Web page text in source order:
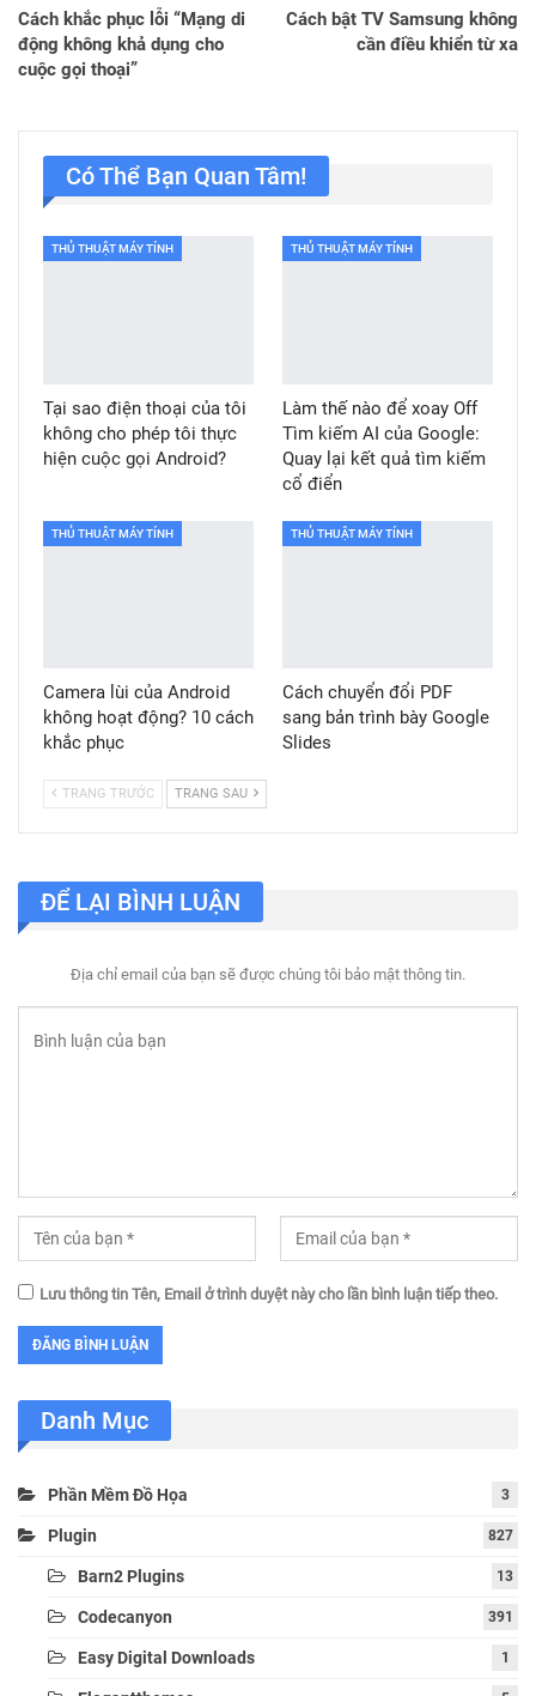
Cách khắc phục lỗi “Mạng di
động không khả dụng cho
cuộc gọi thoại”
Cách bật TV Samsung không
cần điều khiển từ xa
Có Thể Bạn Quan Tâm!
THỦ THUẬT MÁY TÍNH
Tại sao điện thoại của tôi
không cho phép tôi thực
hiện cuộc gọi Android?
THỦ THUẬT MÁY TÍNH
Làm thế nào để xoay Off
Tìm kiếm AI của Google:
Quay lại kết quả tìm kiếm
cổ điển
THỦ THUẬT MÁY TÍNH
Camera lùi của Android
không hoạt động? 10 cách
khắc phục
THỦ THUẬT MÁY TÍNH
Cách chuyển đổi PDF
sang bản trình bày Google
Slides
TRANG TRƯỚC TRANG SAU
ĐỂ LẠI BÌNH LUẬN
Địa chỉ email của bạn sẽ được chúng tôi bảo mật thông tin.
Lưu thông tin Tên, Email ở trình duyệt này cho lần bình luận tiếp theo.
Danh Mục
Phần Mềm Đồ Họa 3
Plugin 827
Barn2 Plugins 13
Codecanyon 391
Easy Digital Downloads 1